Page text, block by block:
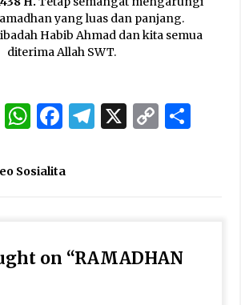
3 months ago
Mati
Muniruddin Latih Mental dan Spiritual 80
YPHC
Sebuah Model Motivasi dalam
yang luas dan panjang.
Habib Ahmad dan kita semua
diterima Allah SWT.
WhatsApp
Facebook
Telegram
X Copy
Sosialita
on “RAMADHAN